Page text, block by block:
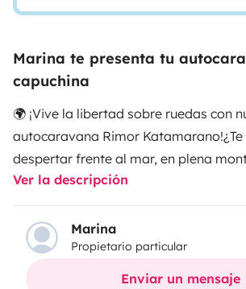
Marina te presenta tu
capuchina
🌍 ¡Vive la libertad sobre ruedas con
autocaravana Rimor Katamarano!
despertar frente al mar, en plena
precioso pueblo sin preocuparte por
horarios? Con nuestraRimor
podrás disfrutar de unas vacaciones
toda la comodidad de una casa.
7 plazas para viajar
Ver la descripción
Marina
Propietario particular
Enviar un mensaje